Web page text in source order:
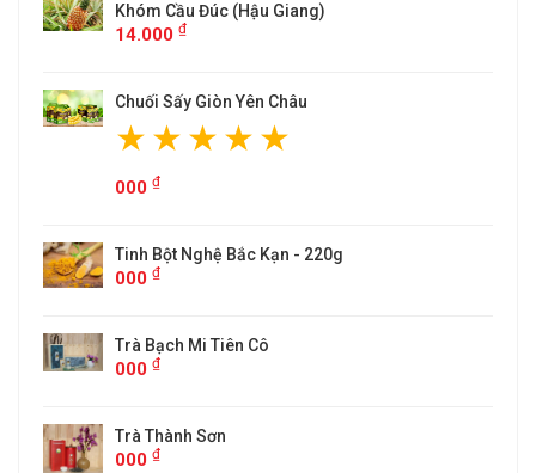
Khóm Cầu Đúc (Hậu Giang)
14.000₫
Chuối Sấy Giòn Yên Châu
000₫
Tinh Bột Nghệ Bắc Kạn - 220g
000₫
Trà Bạch Mi Tiên Cô
000₫
Trà Thành Sơn
000₫